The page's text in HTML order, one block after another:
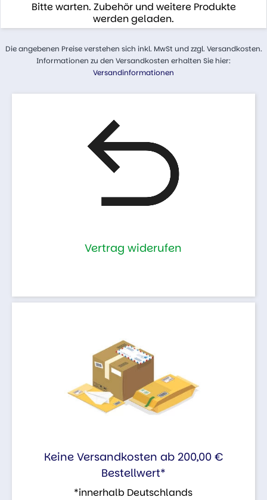
Bitte warten. Zubehör und weitere Produkte
werden geladen.
Die angebenen Preise verstehen sich inkl. MwSt und zzgl. Versandkosten.
Informationen zu den Versandkosten erhalten Sie hier:
Versandinformationen
Vertrag widerufen
Keine Versandkosten ab 200,00 €
Bestellwert*
*innerhalb Deutschlands